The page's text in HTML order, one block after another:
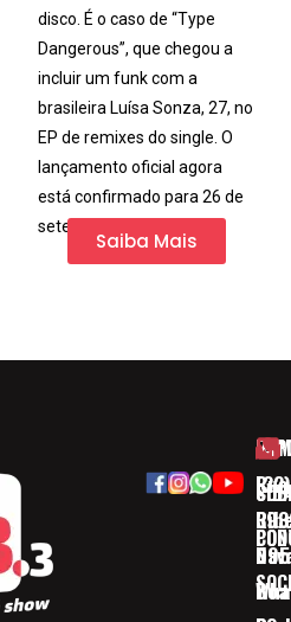
disco. É o caso de “Type
Dangerous”, que chegou a
incluir um funk com a
brasileira Luísa Sonza, 27, no
EP de remixes do single. O
lançamento oficial agora
está confirmado para 26 de
setembro
Saiba Mais
(32)